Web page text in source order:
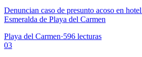
Denuncian caso de presunto acoso en
Esmeralda de Playa del Carmen
Playa del Carmen·596 lecturas
03